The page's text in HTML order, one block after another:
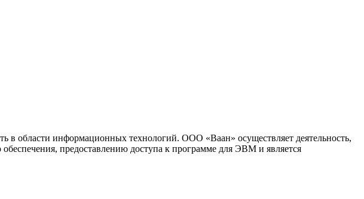
в области информационных технологий. ООО «Ваан» осуществляет деятельность,
предоставлению доступа к программе для ЭВМ и является